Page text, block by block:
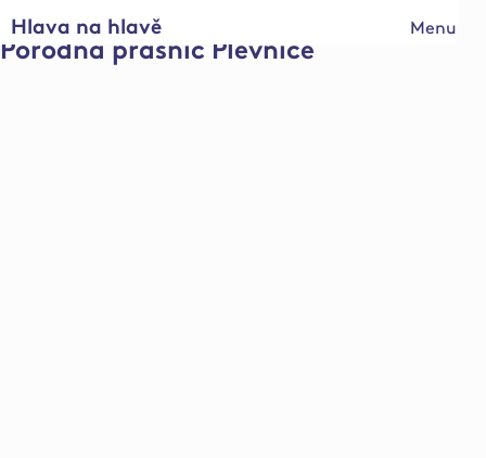
Menu
Hlava na hlavě
Porodna prasnic Plevnice